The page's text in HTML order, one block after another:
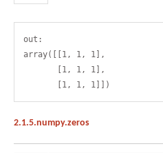
out:
array([[1, 1, 1],
       [1, 1, 1],
2.1.5.numpy.zeros